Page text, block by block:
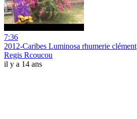
7:36
2012-Caribes Luminosa rhumerie clément
Regis Rcoucou
il y a 14 ans